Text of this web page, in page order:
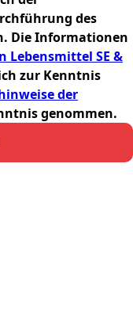
des
Die Informationen
Lebensmittel SE &
zur Kenntnis
der
genommen.